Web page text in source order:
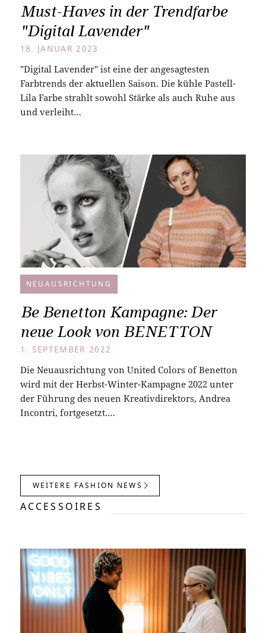
Must-Haves in der Trendfarbe
"Digital Lavender"
18. JANUAR 2023
"Digital Lavender" ist eine der angesagtesten
Farbtrends der aktuellen Saison. Die kühle Pastell-
Lila Farbe strahlt sowohl Stärke als auch Ruhe aus
und verleiht…
NEUAUSRICHTUNG
Be Benetton Kampagne: Der
neue Look von BENETTON
1. SEPTEMBER 2022
Die Neuausrichtung von United Colors of Benetton
wird mit der Herbst-Winter-Kampagne 2022 unter
der Führung des neuen Kreativdirektors, Andrea
Incontri, fortgesetzt.…
WEITERE FASHION NEWS
ACCESSOIRES